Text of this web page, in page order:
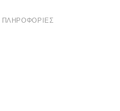
ΠΛΗΡΟΦΟΡΊΕΣ